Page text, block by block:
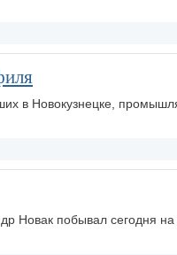
в Новокузнецке,
Новак побывал сегодня